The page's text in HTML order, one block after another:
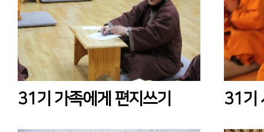
31기 가족에게 편지쓰기 31기